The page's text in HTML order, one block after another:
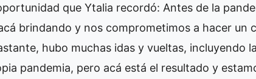
que Ytalia recordó: Antes de la
brindando y nos comprometimos a hacer un
hubo muchas idas y vueltas, incluyendo
pandemia, pero acá está el resultado y